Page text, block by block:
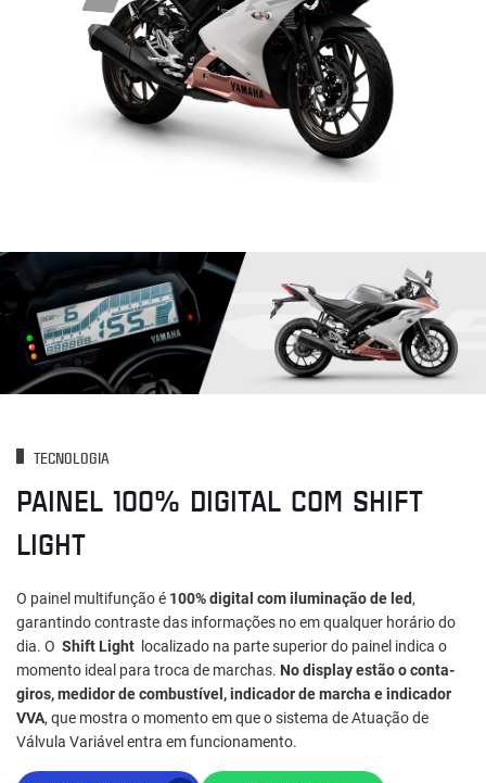
TECNOLOGIA
PAINEL 100% DIGITAL COM SHIFT
LIGHT
O painel multifunção é 100% digital com iluminação de led,
garantindo contraste das informações no em qualquer horário do
dia. O Shift Light localizado na parte superior do painel indica o
momento ideal para troca de marchas. No display estão o conta-
giros, medidor de combustível, indicador de marcha e indicador
VVA, que mostra o momento em que o sistema de Atuação de
Válvula Variável entra em funcionamento.